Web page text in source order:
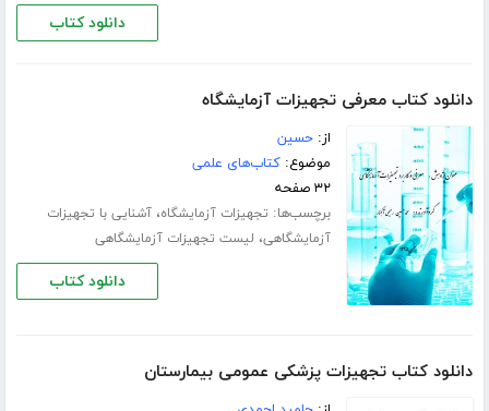
دانلود کتاب
دانلود کتاب معرفی تجهیزات آزمایشگاه
از:حسین
موضوع:کتاب‌های علمی
۳۲ صفحه
برچسب‌ها: تجهیزات آزمایشگاه،آشنایی با تجهیزات
آزمایشگاهی، لیست تجهیزات آزمایشگاهی
دانلود کتاب
دانلود کتاب تجهیزات پزشکی عمومی بیمارستان